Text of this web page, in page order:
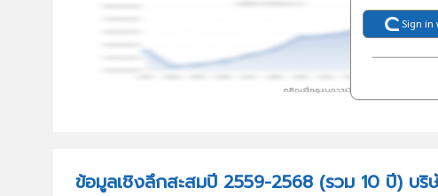
Sign in
ข้อมูลเชิงลึกสะสมปี 2559-2568 (รวม 10 ปี) บ